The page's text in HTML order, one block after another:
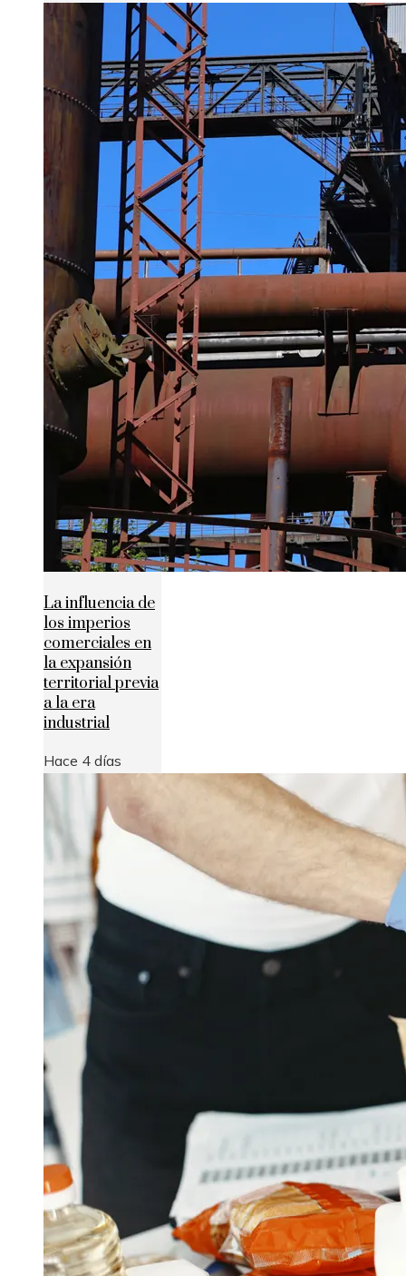
La influencia de
los imperios
comerciales en
la expansión
territorial previa
a la era
industrial
Hace 4 días